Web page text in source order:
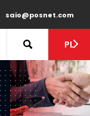
saio@posnet.com
PL